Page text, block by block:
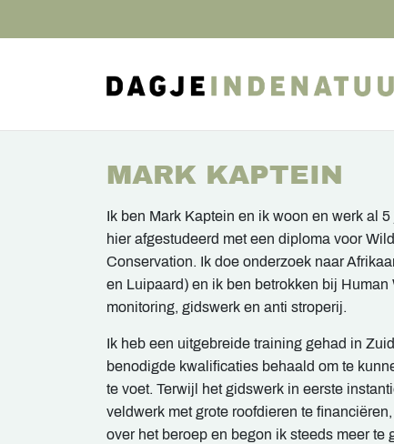
MARK KAPTEIN
Ik ben Mark Kaptein en ik woon en werk al
hier afgestudeerd met een diploma voor
Conservation. Ik doe onderzoek naar
en Luipaard) en ik ben betrokken bij
monitoring, gidswerk en anti stroperij.
Ik heb een uitgebreide training gehad in
benodigde kwalificaties behaald om te
te voet. Terwijl het gidswerk in eerste
veldwerk met grote roofdieren te
over het beroep en begon ik steeds meer te